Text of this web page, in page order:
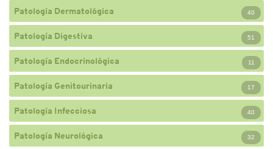
Patología Dermatológica 40
Patología Digestiva 51
Patología Endocrinológica 11
Patología Genitourinaria 17
Patología Infecciosa 40
Patología Neurológica 32